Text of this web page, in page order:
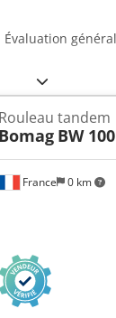
Évaluation
France 0 km
Rouleau tandem
Bomag BW